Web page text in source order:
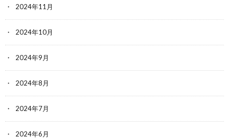
2024年11月
2024年10月
2024年9月
2024年8月
2024年7月
2024年6月